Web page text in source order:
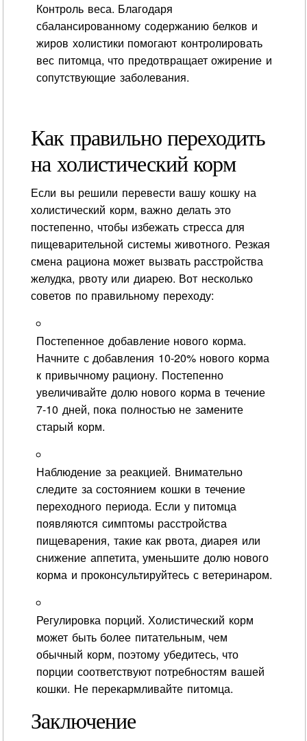
Контроль веса. Благодаря
сбалансированному содержанию белков и
жиров холистики помогают контролировать
вес питомца, что предотвращает ожирение и
сопутствующие заболевания.
Как правильно переходить
на холистический корм
Если вы решили перевести вашу кошку на
холистический корм, важно делать это
постепенно, чтобы избежать стресса для
пищеварительной системы животного. Резкая
смена рациона может вызвать расстройства
желудка, рвоту или диарею. Вот несколько
советов по правильному переходу:
Постепенное добавление нового корма.
Начните с добавления 10-20% нового корма
к привычному рациону. Постепенно
увеличивайте долю нового корма в течение
7-10 дней, пока полностью не замените
старый корм.
Наблюдение за реакцией. Внимательно
следите за состоянием кошки в течение
переходного периода. Если у питомца
появляются симптомы расстройства
пищеварения, такие как рвота, диарея или
снижение аппетита, уменьшите долю нового
корма и проконсультируйтесь с ветеринаром.
Регулировка порций. Холистический корм
может быть более питательным, чем
обычный корм, поэтому убедитесь, что
порции соответствуют потребностям вашей
кошки. Не перекармливайте питомца.
Заключение